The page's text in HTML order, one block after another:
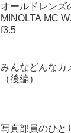
オールドレン
MINOLTA MC
f3.5
みんなどんなカ
（後編）
写真部員のひ